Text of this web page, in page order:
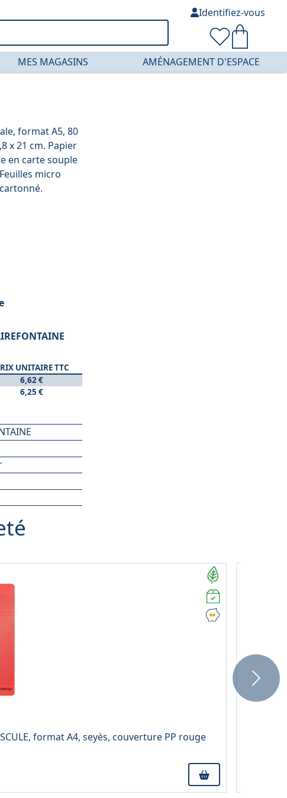
MES MAGASINS AMÉNAGEMENT D'ESPACE
Identifiez-vous
format A5, 80
x 21 cm. Papier
en carte souple
micro
UNITAIRE TTC
6,62 €
6,25 €
format A4, seyès, couverture PP rouge
Next